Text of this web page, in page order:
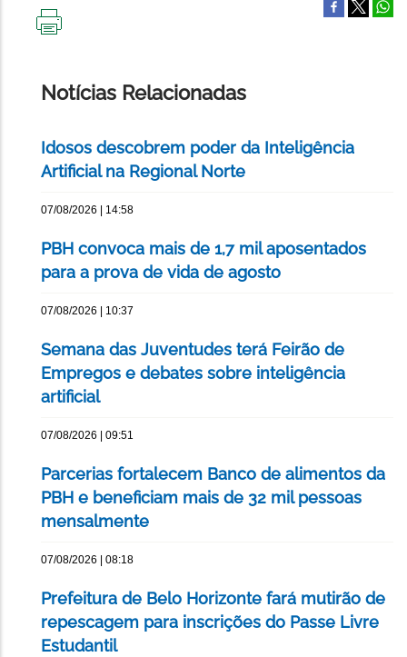
Notícias Relacionadas
Idosos descobrem poder da Inteligência
Artificial na Regional Norte
07/08/2026 | 14:58
PBH convoca mais de 1,7 mil aposentados
para a prova de vida de agosto
07/08/2026 | 10:37
Semana das Juventudes terá Feirão de
Empregos e debates sobre inteligência
artificial
07/08/2026 | 09:51
Parcerias fortalecem Banco de alimentos da
PBH e beneficiam mais de 32 mil pessoas
mensalmente
07/08/2026 | 08:18
Prefeitura de Belo Horizonte fará mutirão de
repescagem para inscrições do Passe Livre
Estudantil